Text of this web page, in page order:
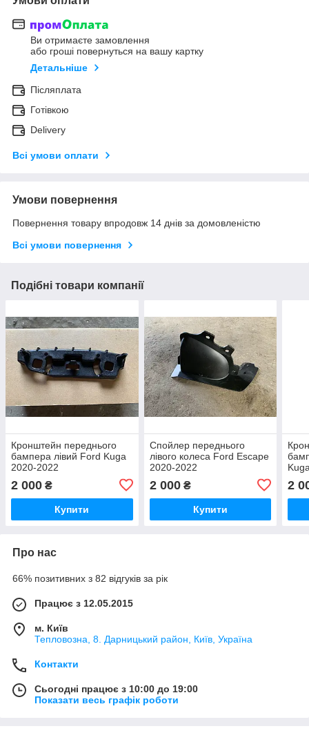
Ви отримаєте замовлення
або гроші повернуться на вашу картку
Детальніше
Післяплата
Готівкою
Delivery
Всі умови оплати
Умови повернення
Повернення товару впродовж 14 днів за домовленістю
Всі умови повернення
Подібні товари компанії
Кронштейн переднього
бампера лівий Ford Kuga
2020-2022
2 000 ₴
Купити
Спойлер переднього
лівого колеса Ford Escape
2020-2022
2 000₴
Купити
2
Про нас
66% позитивних з 82 відгуків за рік
Працює з 12.05.2015
м. Київ
Тепловозна, 8. Дарницький район, Київ, Україна
Контакти
Сьогодні працює з 10:00 до 19:00
Показати весь графік роботи